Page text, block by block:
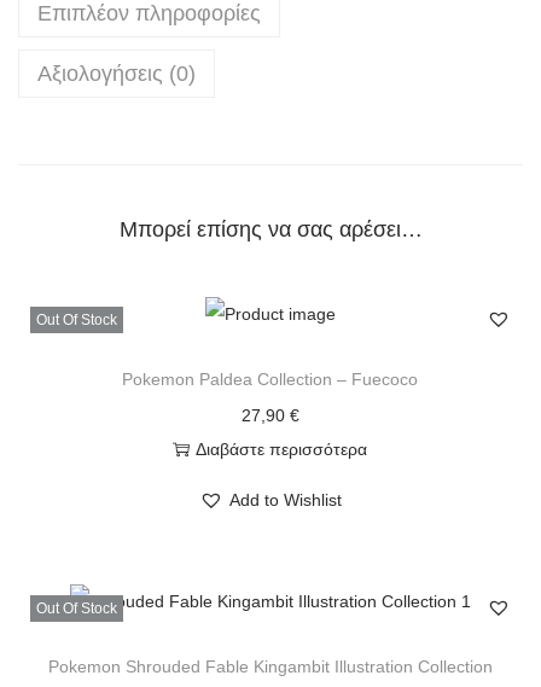
Επιπλέον πληροφορίες
Αξιολογήσεις (0)
Μπορεί επίσης να σας αρέσει…
Out Of Stock
Pokemon Paldea Collection – Fuecoco
27,90 €
Διαβάστε περισσότερα
Add to Wishlist
Out Of Stock
Pokemon Shrouded Fable Kingambit Illustration Collection